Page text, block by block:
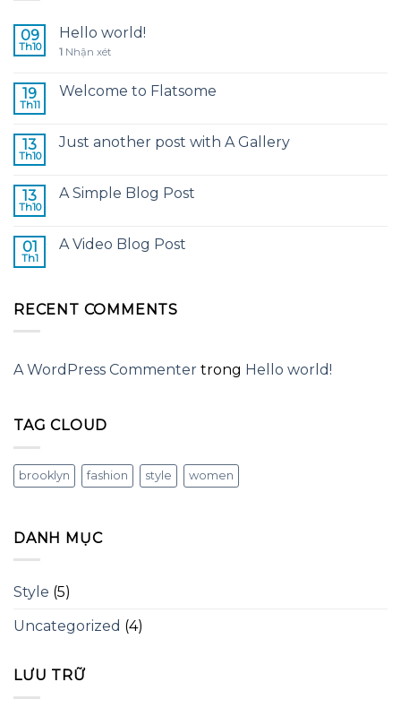
09
Th10
Hello world!
1 Nhận xét
19
Th11
Welcome to Flatsome
13
Th10
Just another post with A Gallery
13
Th10
A Simple Blog Post
01
Th1
A Video Blog Post
RECENT COMMENTS
A WordPress Commenter trong Hello world!
TAG CLOUD
brooklyn fashion style women
DANH MỤC
Style (5)
Uncategorized (4)
LƯU TRỮ